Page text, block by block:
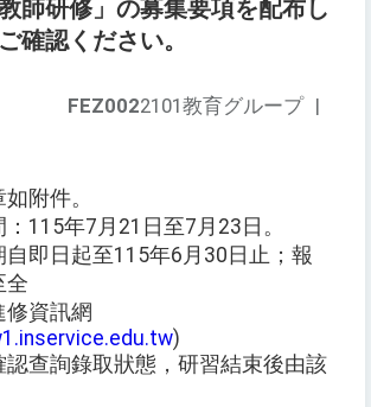
師研修」の募集要項を配布し
確認ください。
FEZ0022101教育グループ |
附件。
115年7月21日至7月23日。
即日起至115年6月30日止；報
全
修資訊網
)
認查詢錄取狀態，研習結束後由該